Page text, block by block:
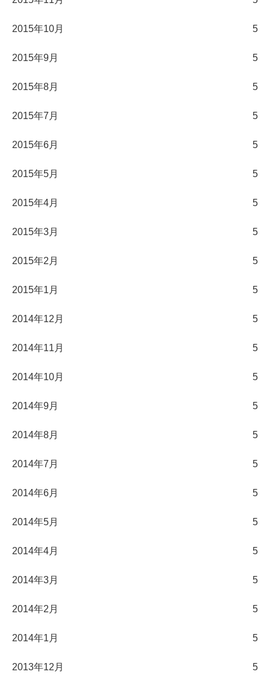
2015年10月 5
2015年9月 5
2015年8月 5
2015年7月 5
2015年6月 5
2015年5月 5
2015年4月 5
2015年3月 5
2015年2月 5
2015年1月 5
2014年12月 5
2014年11月 5
2014年10月 5
2014年9月 5
2014年8月 5
2014年7月 5
2014年6月 5
2014年5月 5
2014年4月 5
2014年3月 5
2014年2月 5
2014年1月 5
2013年12月 5